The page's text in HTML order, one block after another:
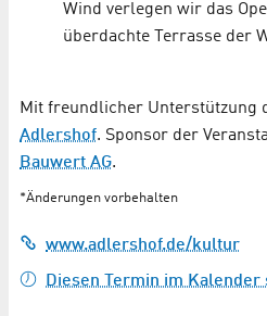
Wind verlegen wir das
überdachte Terrasse der
Mit freundlicher Unterstützung
Adlershof. Sponsor der
Bauwert AG.
*Änderungen vorbehalten
www.adlershof.de/kultur
Diesen Termin im Kalender